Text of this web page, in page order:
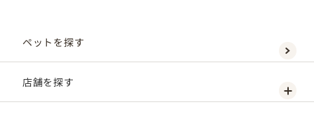
ペットを探す
店舗を探す